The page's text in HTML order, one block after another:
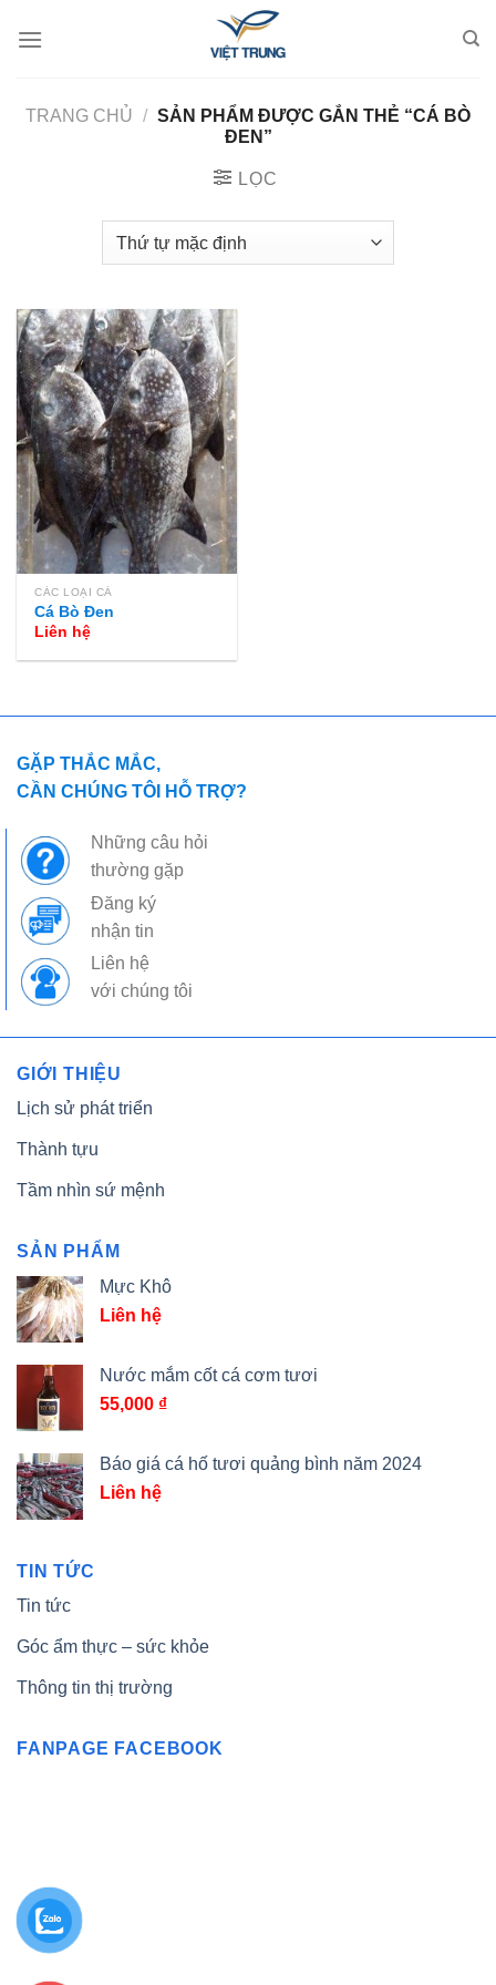
TRANG CHỦ / SẢN PHẨM ĐƯỢC GẮN THẺ “CÁ BÒ
ĐEN”
LỌC
CÁC LOẠI CÁ
Cá Bò Đen
Liên hệ
GẶP THẮC MẮC,
CẦN CHÚNG TÔI HỖ TRỢ?
Những câu hỏi
thường gặp
Đăng ký
nhận tin
Liên hệ
với chúng tôi
GIỚI THIỆU
Lịch sử phát triển
Thành tựu
Tầm nhìn sứ mệnh
SẢN PHẨM
Mực Khô
Liên hệ
Nước mắm cốt cá cơm tươi
55,000 ₫
Báo giá cá hố tươi quảng bình năm 2024
Liên hệ
TIN TỨC
Tin tức
Góc ẩm thực – sức khỏe
Thông tin thị trường
FANPAGE FACEBOOK